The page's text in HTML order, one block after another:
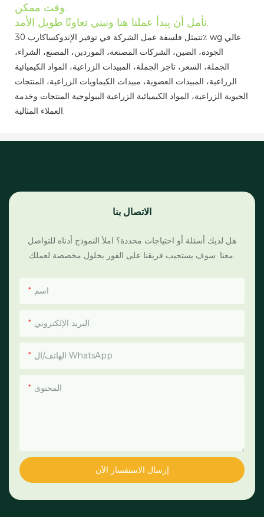
وقت ممكن.
نأمل أن يبدأ عملنا هنا ونبني تعاونًا طويل الأمد.
تتمثل فلسفة عمل الشركة في توفير الإندوكساكارب 30٪ wg عالي
الجودة، الصين، الشركات المصنعة، الموردين، المصنع، الشراء،
الجملة، السعر، تاجر الجملة، المبيدات الزراعية، المواد الكيميائية
الزراعية، المبيدات العضوية، مبيدات الكيماويات الزراعية، المنتجات
الحيوية الزراعية، المواد الكيميائية الزراعية البيولوجية المنتجات وخدمة
العملاء المثالية.
الاتصال بنا
هل لديك أسئلة أو احتياجات محددة؟ املأ النموذج أدناه للتواصل
معنا. سوف يستجيب فريقنا على الفور بحلول مخصصة لعملك.
اسم
البريد الإلكتروني
الهاتف/ال WhatsApp
المحتوى
إرسال الاستفسار الآن